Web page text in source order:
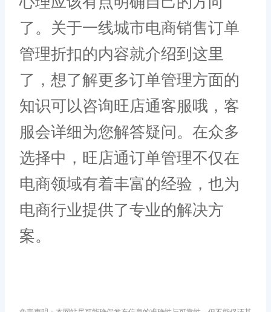
了。关于一线城市电商销售订单
管理折扣的内容就介绍到这里
了，想了解更多订单管理方面的
知识可以咨询旺店通客服哦，客
服会详细为您解答疑问。在众多
选择中，旺店通订单管理不仅在
电商领域有着丰富的经验，也为
电商行业提供了专业的解决方
案。